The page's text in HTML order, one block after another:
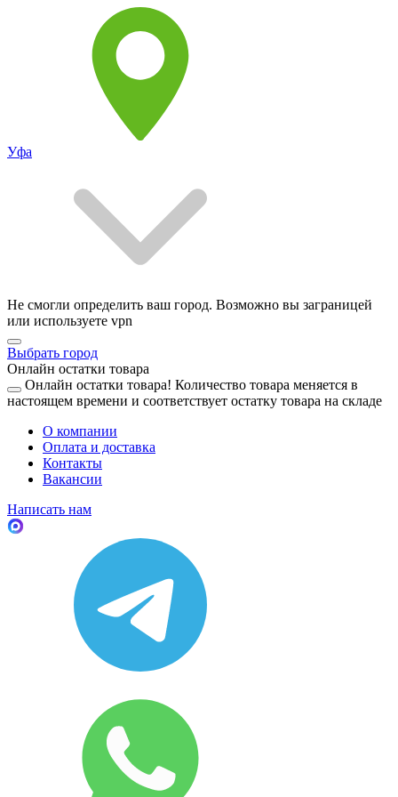
Уфа
Не смогли определить ваш город. Возможно вы заграницей
или используете vpn
Выбрать город
Онлайн остатки товара
Онлайн остатки товара! Количество товара меняется в
настоящем времени и соответствует остатку товара на складе
О компании
Оплата и доставка
Контакты
Вакансии
Написать нам